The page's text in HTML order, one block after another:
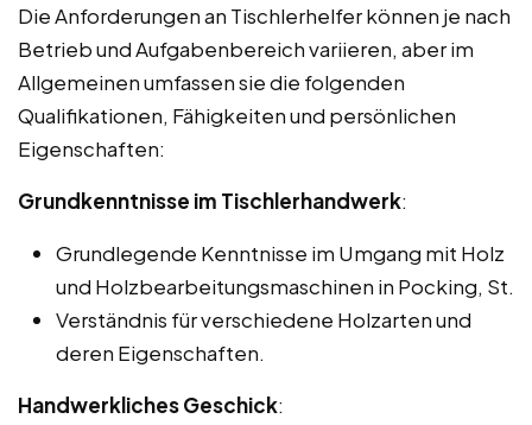
Die Anforderungen an Tischlerhelfer können je nach
Betrieb und Aufgabenbereich variieren, aber im
Allgemeinen umfassen sie die folgenden
Qualifikationen, Fähigkeiten und persönlichen
Eigenschaften:
Grundkenntnisse im Tischlerhandwerk:
Grundlegende Kenntnisse im Umgang mit Holz
und Holzbearbeitungsmaschinen in Pocking, St.
Verständnis für verschiedene Holzarten und
deren Eigenschaften.
Handwerkliches Geschick: